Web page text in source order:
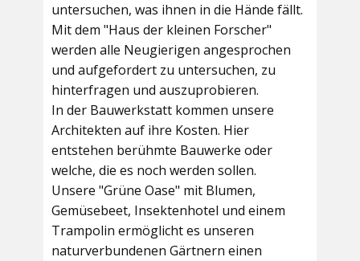
untersuchen, was ihnen in die Hände fällt.
Mit dem "Haus der kleinen Forscher"
werden alle Neugierigen angesprochen
und aufgefordert zu untersuchen, zu
hinterfragen und auszuprobieren.
In der Bauwerkstatt kommen unsere
Architekten auf ihre Kosten. Hier
entstehen berühmte Bauwerke oder
welche, die es noch werden sollen.
Unsere "Grüne Oase" mit Blumen,
Gemüsebeet, Insektenhotel und einem
Trampolin ermöglicht es unseren
naturverbundenen Gärtnern einen